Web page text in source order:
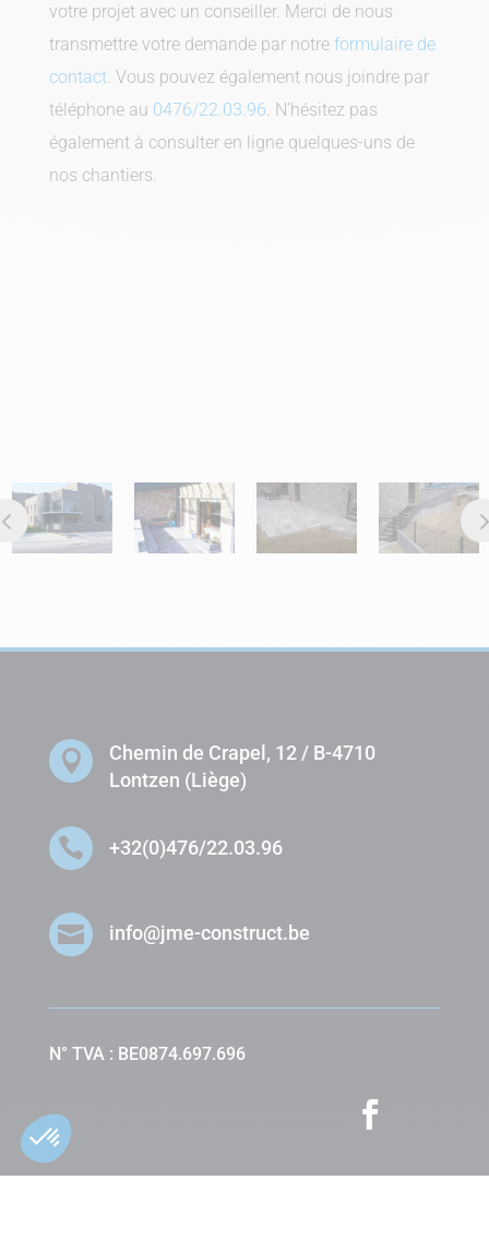
votre projet avec un conseiller. Merci de nous
transmettre votre demande par notre formulaire de
contact. Vous pouvez également nous joindre par
téléphone au 0476/22.03.96. N’hésitez pas
également à consulter en ligne quelques-uns de
nos chantiers.

Chemin de Crapel, 12 / B-4710
Lontzen (Liège)
 +32(0)476/22.03.96
 info@jme-construct.be
N° TVA : BE0874.697.696
